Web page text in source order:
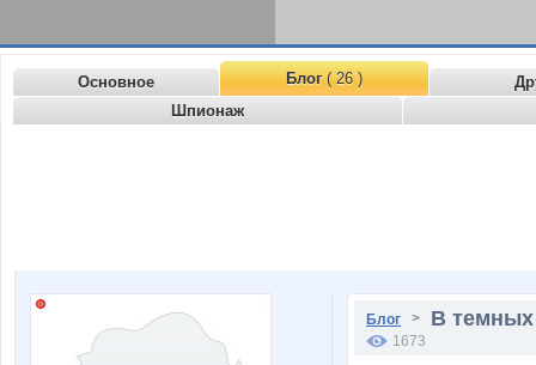
Основное Блог( 26 )
Шпионаж
Блог > В темных
1673